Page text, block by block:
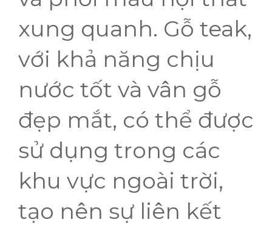
xung quanh. Gỗ teak,
với khả năng chịu
nước tốt và vân gỗ
đẹp mắt, có thể được
sử dụng trong các
khu vực ngoài trời,
tạo nên sự liên kết